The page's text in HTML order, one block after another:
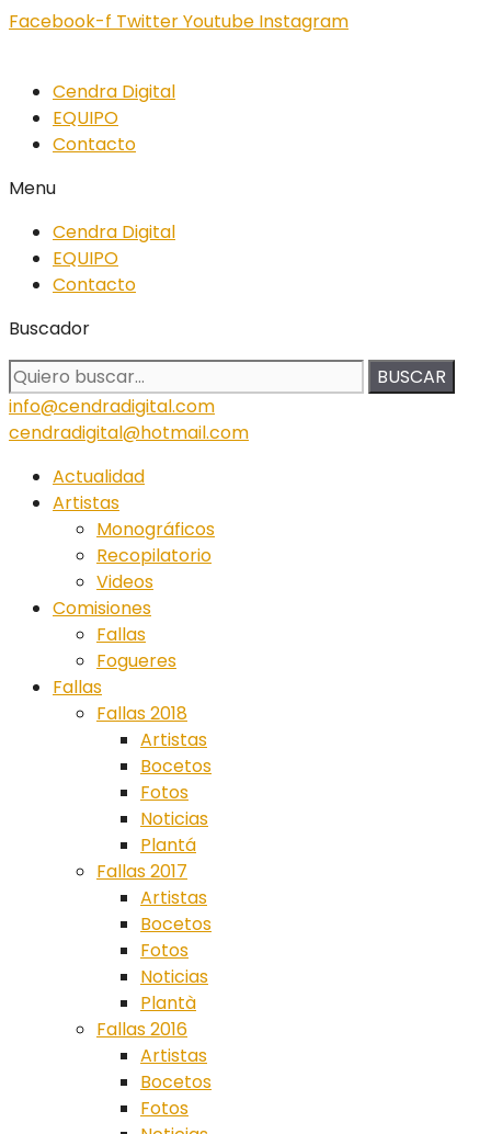
Facebook-f TwitterYoutube Instagram
Cendra Digital
EQUIPO
Contacto
Menu
Cendra Digital
EQUIPO
Contacto
Buscador
BUSCAR
info@cendradigital.com
cendradigital@hotmail.com
Actualidad
Artistas
Monográficos
Recopilatorio
Videos
Comisiones
Fallas
Fogueres
Fallas
Fallas 2018
Artistas
Bocetos
Fotos
Noticias
Plantá
Fallas 2017
Artistas
Bocetos
Fotos
Noticias
Plantà
Fallas 2016
Artistas
Bocetos
Fotos